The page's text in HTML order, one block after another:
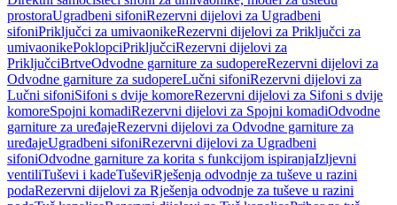
prostoraUgradbeni sifoniRezervni dijelovi za Ugradbeni
sifoniPriključci za umivaonikeRezervni dijelovi za Priključci za
umivaonikePoklopciPriključciRezervni dijelovi za
PriključciBrtveOdvodne garniture za sudopereRezervni dijelovi za
Odvodne garniture za sudopereLučni sifoniRezervni dijelovi za
Lučni sifoniSifoni s dvije komoreRezervni dijelovi za Sifoni s dvije
komoreSpojni komadiRezervni dijelovi za Spojni komadiOdvodne
garniture za uređajeRezervni dijelovi za Odvodne garniture za
uređajeUgradbeni sifoniRezervni dijelovi za Ugradbeni
sifoniOdvodne garniture za korita s funkcijom ispiranjaIzljevni
ventiliTuševi i kadeTuševiRješenja odvodnje za tuševe u razini
podaRezervni dijelovi za Rješenja odvodnje za tuševe u razini